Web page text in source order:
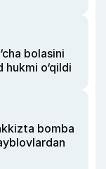
bolasini
o‘qildi
bomba